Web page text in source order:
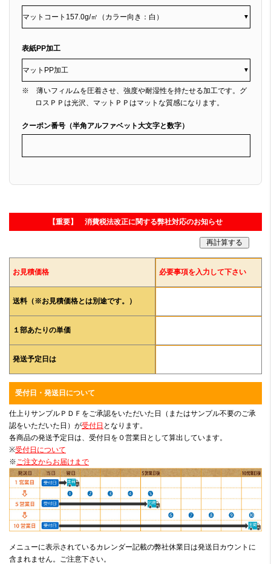
▼
表紙PP加工
▼
※ 薄いフィルムを圧着させ、強度や耐湿性を持たせる加工です。グ
ロスＰＰは光沢、マットＰＰはマットな質感になります。
クーポン番号（半角アルファベット大文字と数字）
【重要】 消費税法改正に関する弊社対応のお知らせ
お見積価格 必要事項を入力して下さい
送料（※お見積価格とは別途です。）
１部あたりの単価
発送予定日は
受付日・発送日について
仕上りサンプルＰＤＦをご承認をいただいた日（またはサンプル不要のご承
認をいただいた日）が受付日 となります。
各商品の発送予定日は、受付日を０営業日として算出しています。
※受付日について
※ご注文からお届けまで
メニューに表示されているカレンダー記載の弊社休業日は発送日カウントに
含まれません。ご注意下さい。